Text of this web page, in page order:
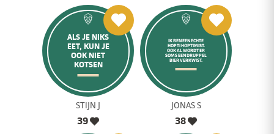
ALS JE NIKS
EET, KUN JE
OOK NIET
KOTSEN
STIJN J
39
IK BEN EEN ECHTE
HOPTI HOPTIMIST.
OOK AL WORDT ER
SOMS EEN DRUPPEL
BIER VERKWIST.
JONAS S
38